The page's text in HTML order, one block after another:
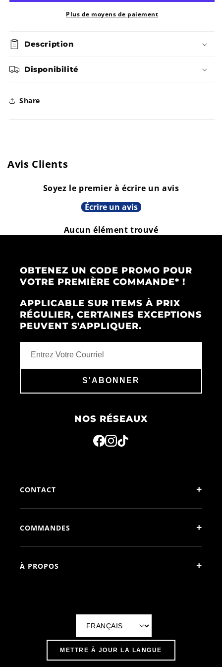
N
D
Sandales
Plus de moyens de paiement
Description
Disponibilité
Share
Avis Clients
Soyez le premier à écrire un avis
Écrire un avis
Aucun élément trouvé
OBTENEZ UN CODE PROMO POUR
VOTRE PREMIÈRE COMMANDE* !
APPLICABLE SUR ITEMS À PRIX
RÉGULIER, CERTAINES EXCEPTIONS
PEUVENT S'APPLIQUER.
S'ABONNER
NOS RÉSEAUX
CONTACT +
COMMANDES +
À PROPOS +
a
n
METTRE À JOUR LA LANGUE